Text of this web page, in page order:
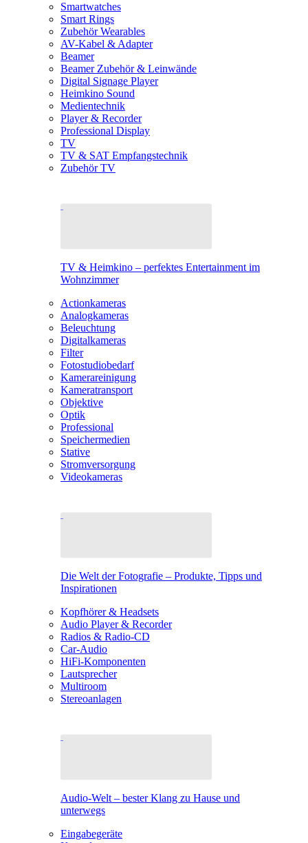
Smartwatches
Smart Rings
Zubehör Wearables
AV-Kabel & Adapter
Beamer
Beamer Zubehör & Leinwände
Digital Signage Player
Heimkino Sound
Medientechnik
Player & Recorder
Professional Display
TV
TV & SAT Empfangstechnik
Zubehör TV
TV & Heimkino – perfektes Entertainment im
Wohnzimmer
Actionkameras
Analogkameras
Beleuchtung
Digitalkameras
Filter
Fotostudiobedarf
Kamerareinigung
Kameratransport
Objektive
Optik
Professional
Speichermedien
Stative
Stromversorgung
Videokameras
Die Welt der Fotografie – Produkte, Tipps und
Inspirationen
Kopfhörer & Headsets
Audio Player & Recorder
Radios & Radio-CD
Car-Audio
HiFi-Komponenten
Lautsprecher
Multiroom
Stereoanlagen
Audio-Welt – bester Klang zu Hause und
unterwegs
Eingabegeräte